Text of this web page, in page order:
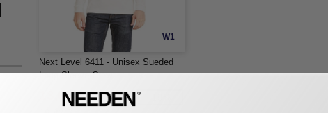
W1
Next Level 6411 - Unisex Sueded
Long-Sleeve Crew
13,66 $